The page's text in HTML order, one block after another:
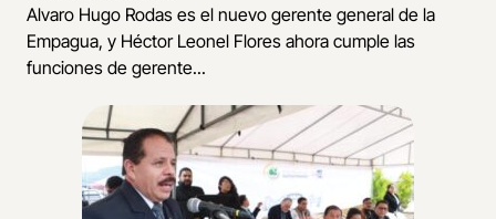
Alvaro Hugo Rodas es el nuevo gerente general de la
Empagua, y Héctor Leonel Flores ahora cumple las
funciones de gerente...